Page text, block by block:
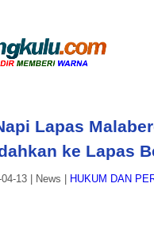
Lapas
ke Lapas
13| News HUKUM DAN